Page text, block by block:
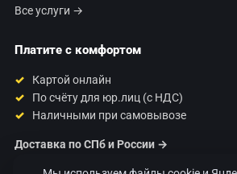
Все услуги →
Платите с комфортом
Картой онлайн
По счёту для юр.лиц (с НДС)
Наличными при самовывозе
Доставка по СПб и России →